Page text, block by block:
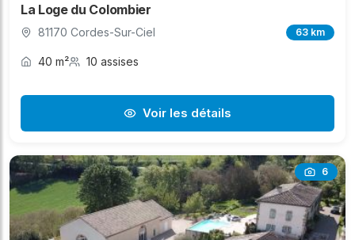
La Loge du Colombier
81170 Cordes-Sur-Ciel 63 km
40 m² 10 assises
Voir les détails
6